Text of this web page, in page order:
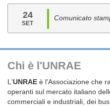
24
SET
Comunicato
Chi è l'UNRAE
L'UNRAE è l'Associazione che
operanti sul mercato italiano
commerciali e industriali, dei